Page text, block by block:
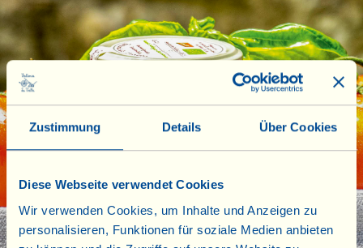
Zustimmung Details Über Cookies
Diese Webseite verwendet Cookies
Wir verwenden Cookies, um Inhalte und Anzeigen zu
personalisieren, Funktionen für soziale Medien anbieten